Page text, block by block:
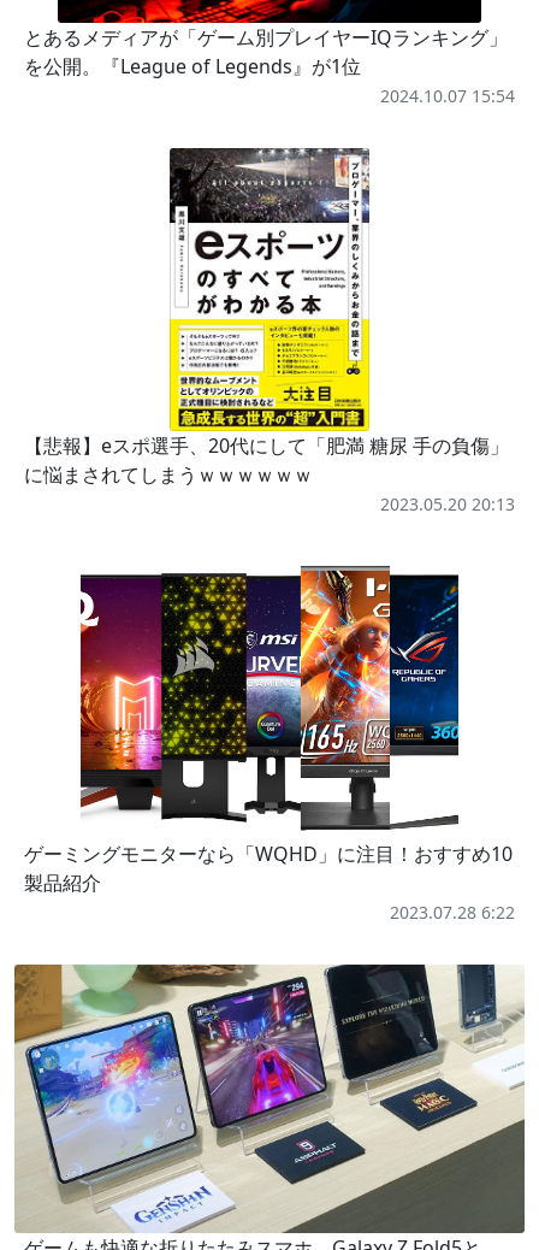
とあるメディアが「ゲーム別プレイヤーIQランキング」
を公開。『League of Legends』が1位
2024.10.07 15:54
【悲報】eスポ選手、20代にして「肥満 糖尿 手の負傷」
に悩まされてしまうｗｗｗｗｗｗ
2023.05.20 20:13
ゲーミングモニターなら「WQHD」に注目！おすすめ10
製品紹介
2023.07.28 6:22